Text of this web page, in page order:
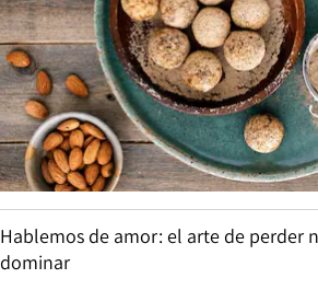
Hablemos de amor: el arte de perder
dominar